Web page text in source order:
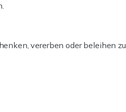
vererben oder beleihen zu